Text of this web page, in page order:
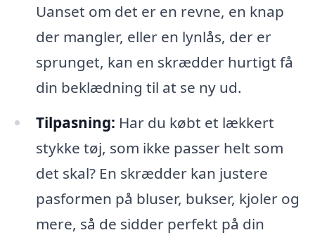
Uanset om det er en revne, en knap
der mangler, eller en lynlås, der er
sprunget, kan en skrædder hurtigt få
din beklædning til at se ny ud.
Tilpasning: Har du købt et lækkert
stykke tøj, som ikke passer helt som
det skal? En skrædder kan justere
pasformen på bluser, bukser, kjoler og
mere, så de sidder perfekt på din